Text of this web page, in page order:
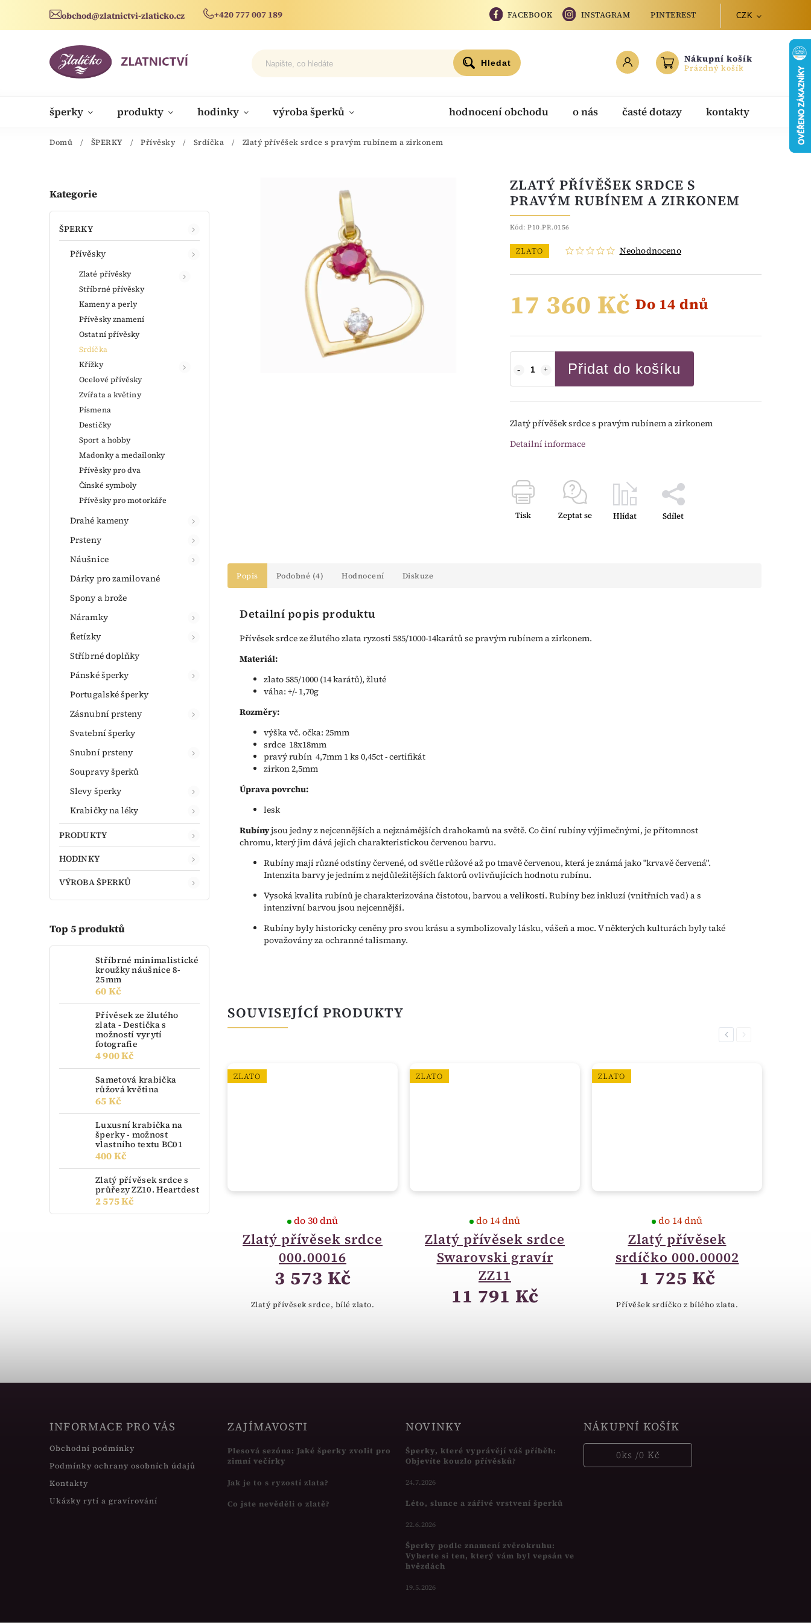
obchod@zlatnictvi-zlaticko.cz +420 777 007 189 FACEBOOK INSTAGRAM PINTEREST CZK
Hledat Nákupní košík
Prázdný košík
šperky produkty hodinky výroba šperků hodnocení obchodu o nás časté dotazy kontakty
novinky
Domů / ŠPERKY / Přívěsky / Srdíčka / Zlatý přívěšek srdce s pravým rubínem a zirkonem
Kategorie
ŠPERKY
Přívěsky
Zlaté přívěsky
Stříbrné přívěsky
Kameny a perly
Přívěsky znamení
Ostatní přívěsky
Srdíčka
Křížky
Ocelové přívěsky
Zvířata a květiny
Písmena
Destičky
Sport a hobby
Madonky a medailonky
Přívěsky pro dva
Čínské symboly
Přívěsky pro motorkáře
Drahé kameny
Prsteny
Náušnice
Dárky pro zamilované
Spony a brože
Náramky
Řetízky
Stříbrné doplňky
Pánské šperky
Portugalské šperky
Zásnubní prsteny
Svatební šperky
Snubní prsteny
Soupravy šperků
Slevy šperky
Krabičky na léky
PRODUKTY
HODINKY
VÝROBA ŠPERKŮ
Top 5 produktů
Stříbrné minimalistické
kroužky náušnice 8-
25mm
60 Kč
Přívěsek ze žlutého
zlata - Destička s
možností vyrytí
fotografie
4 900 Kč
Sametová krabička
růžová květina
65 Kč
Luxusní krabička na
šperky - možnost
vlastního textu BC01
400 Kč
Zlatý přívěsek srdce s
průřezy ZZ10. Heartdest
2 575 Kč
ZLATÝ PŘÍVĚŠEK SRDCE S
PRAVÝM RUBÍNEM A ZIRKONEM
Kód: P10.PR.0156
ZLATO Neohodnoceno
17 360 Kč Do 14 dnů
Přidat do košíku
Zlatý přívěšek srdce s pravým rubínem a zirkonem
Detailní informace
Tisk Zeptat se Hlídat Sdílet
Popis Podobné (4) Hodnocení Diskuze
Detailní popis produktu
Přívěsek srdce ze žlutého zlata ryzosti 585/1000-14karátů se pravým rubínem a zirkonem.
Materiál:
zlato 585/1000 (14 karátů), žluté
váha: +/- 1,70g
Rozměry:
výška vč. očka: 25mm
srdce 18x18mm
pravý rubín 4,7mm 1 ks 0,45ct - certifikát
zirkon 2,5mm
Úprava povrchu:
lesk
Rubínyjsou jedny z nejcennějších a nejznámějších drahokamů na světě. Co činí rubíny výjimečnými, je přítomnost
chromu, který jim dává jejich charakteristickou červenou barvu.
Rubíny mají různé odstíny červené, od světle růžové až po tmavě červenou, která je známá jako "krvavě červená".
Intenzita barvy je jedním z nejdůležitějších faktorů ovlivňujících hodnotu rubínu.
Vysoká kvalita rubínů je charakterizována čistotou, barvou a velikostí. Rubíny bez inkluzí (vnitřních vad) a s
intenzivní barvou jsou nejcennější.
Rubíny byly historicky ceněny pro svou krásu a symbolizovaly lásku, vášeň a moc. V některých kulturách byly také
považovány za ochranné talismany.
SOUVISEJÍCÍ PRODUKTY
Previous
ZLATO
Zlatý přívěsek srdce
000.00016
do 30 dnů
3 573 Kč
Zlatý přívěsek srdce, bílé zlato.
ZLATO
Zlatý přívěsek srdce
Swarovski gravír
ZZ11
do 14 dnů
11 791 Kč
ZLATO
Zlatý přívěsek
srdíčko 000.00002
do 14 dnů
1 725 Kč
Přívěšek srdíčko z bílého zlata.
Next
INFORMACE PRO VÁS
Obchodní podmínky
Podmínky ochrany osobních údajů
Kontakty
Ukázky rytí a gravírování
ZAJÍMAVOSTI
Plesová sezóna: Jaké šperky zvolit pro
zimní večírky
Jak je to s ryzostí zlata?
Co jste nevěděli o zlatě?
NOVINKY
Šperky, které vyprávějí váš příběh:
Objevíte kouzlo přívěsků?
24.7.2026
Léto, slunce a zářivé vrstvení šperků
22.6.2026
Šperky podle znamení zvěrokruhu:
Vyberte si ten, který vám byl vepsán ve
hvězdách
19.5.2026
NÁKUPNÍ KOŠÍK
0ks /0 Kč